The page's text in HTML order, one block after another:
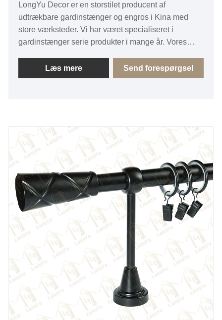
LongYu Decor er en storstilet producent af
udtrækbare gardinstænger og engros i Kina med
store værksteder. Vi har været specialiseret i
gardinstænger serie produkter i mange år. Vores
dækker de fleste europæiske markeder især
Østeuropa. Vi vil give dig produkter af høj kvalitet
Læs mere Send forespørgsel